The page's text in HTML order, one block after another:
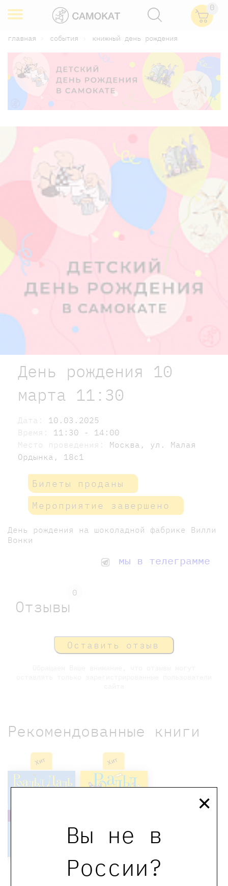
Вы не в
России?
×
0
главная события книжный день рождения
День рождения 10
марта 11:30
Дата: 10.03.2025
Время: 11:30 - 14:00
Место проведения: Москва, ул. Малая
Ордынка, 18с1
Билеты проданы
Мероприятие завершено
День рождения на шоколадной фабрике Вилли
Вонки
мы в телеграмме
Отзывы
0
Оставить отзыв
Рекомендованные книги
Хит Хит